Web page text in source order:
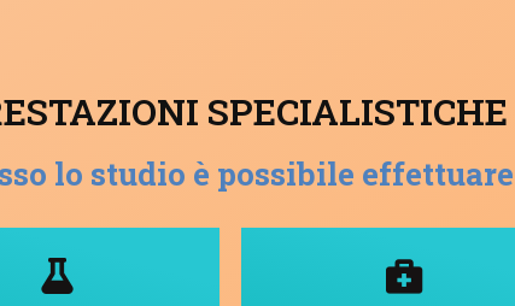
SPECIALISTICHE
lo studio è possibile effettuare